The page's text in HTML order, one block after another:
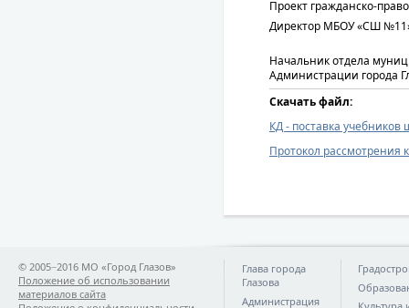
Проект гражданско-
Директор МБОУ «СШ
Начальник отдела
Администрации города
Скачать файл:
КД - поставка
Протокол рассмотрения
© 2005−2016 МО «Город Глазов»
Положение об использовании
материалов сайта
Глава города
Глазова
Администрация